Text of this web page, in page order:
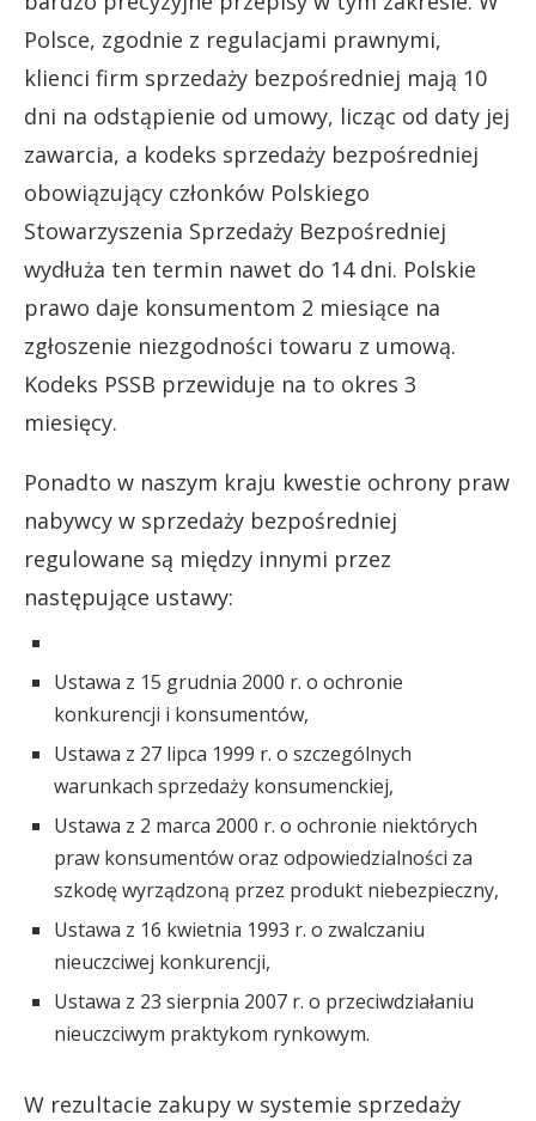
Polsce, zgodnie z regulacjami prawnymi,
klienci firm sprzedaży bezpośredniej mają 10
dni na odstąpienie od umowy, licząc od daty jej
zawarcia, a kodeks sprzedaży bezpośredniej
obowiązujący członków Polskiego
Stowarzyszenia Sprzedaży Bezpośredniej
wydłuża ten termin nawet do 14 dni. Polskie
prawo daje konsumentom 2 miesiące na
zgłoszenie niezgodności towaru z umową.
Kodeks PSSB przewiduje na to okres 3
miesięcy.
Ponadto w naszym kraju kwestie ochrony praw
nabywcy w sprzedaży bezpośredniej
regulowane są między innymi przez
następujące ustawy:
Ustawa z 15 grudnia 2000 r. o ochronie
konkurencji i konsumentów,
Ustawa z 27 lipca 1999 r. o szczególnych
warunkach sprzedaży konsumenckiej,
Ustawa z 2 marca 2000 r. o ochronie niektórych
praw konsumentów oraz odpowiedzialności za
szkodę wyrządzoną przez produkt niebezpieczny,
Ustawa z 16 kwietnia 1993 r. o zwalczaniu
nieuczciwej konkurencji,
Ustawa z 23 sierpnia 2007 r. o przeciwdziałaniu
nieuczciwym praktykom rynkowym.
W rezultacie zakupy w systemie sprzedaży